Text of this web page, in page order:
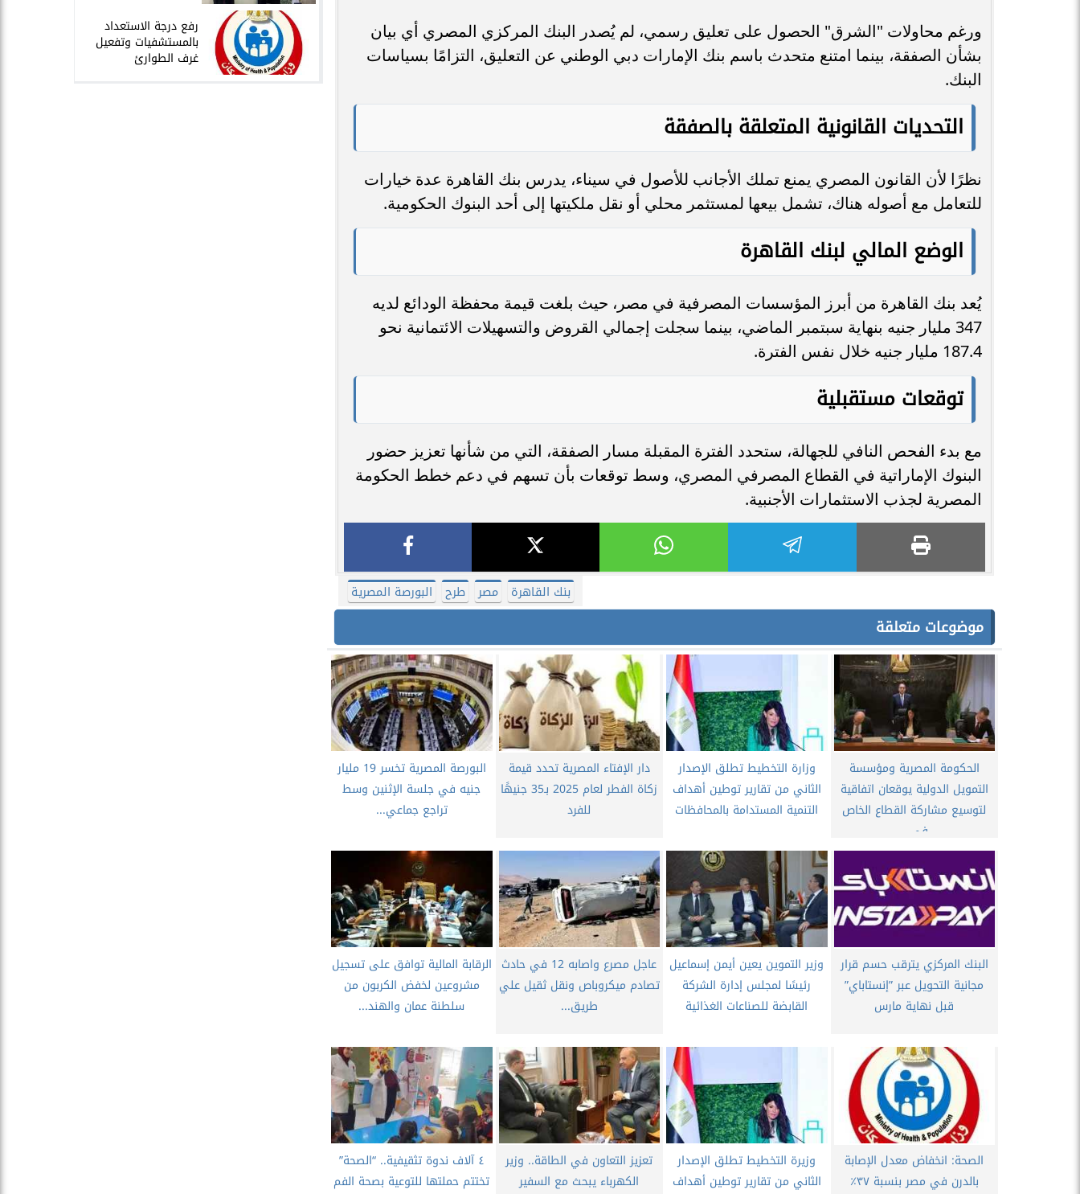
ورغم محاولات "الشرق" الحصول على تعليق رسمي، لم يُصدر البنك المركزي المصري أي بيان
بشأن الصفقة، بينما امتنع متحدث باسم بنك الإمارات دبي الوطني عن التعليق، التزامًا بسياسات
البنك.
التحديات القانونية المتعلقة بالصفقة
نظرًا لأن القانون المصري يمنع تملك الأجانب للأصول في سيناء، يدرس بنك القاهرة عدة خيارات
للتعامل مع أصوله هناك، تشمل بيعها لمستثمر محلي أو نقل ملكيتها إلى أحد البنوك الحكومية.
الوضع المالي لبنك القاهرة
يُعد بنك القاهرة من أبرز المؤسسات المصرفية في مصر، حيث بلغت قيمة محفظة الودائع لديه
347 مليار جنيه بنهاية سبتمبر الماضي، بينما سجلت إجمالي القروض والتسهيلات الائتمانية نحو
187.4 مليار جنيه خلال نفس الفترة.
توقعات مستقبلية
مع بدء الفحص النافي للجهالة، ستحدد الفترة المقبلة مسار الصفقة، التي من شأنها تعزيز حضور
البنوك الإماراتية في القطاع المصرفي المصري، وسط توقعات بأن تسهم في دعم خطط الحكومة
المصرية لجذب الاستثمارات الأجنبية.
بنك القاهرة مصر طرح البورصة المصرية
موضوعات متعلقة
الحكومة المصرية ومؤسسة
التمويل الدولية يوقعان اتفاقية
لتوسيع مشاركة القطاع الخاص
في...
وزارة التخطيط تطلق الإصدار
الثاني من تقارير توطين أهداف
التنمية المستدامة بالمحافظات
دار الإفتاء المصرية تحدد قيمة
زكاة الفطر لعام 2025 بـ35 جنيهًا
للفرد
البورصة المصرية تخسر 19 مليار
جنيه في جلسة الإثنين وسط
تراجع جماعي...
البنك المركزي يترقب حسم قرار
مجانية التحويل عبر ”إنستاباي”
قبل نهاية مارس
وزير التموين يعين أيمن إسماعيل
رئيسًا لمجلس إدارة الشركة
القابضة للصناعات الغذائية
عاجل مصرع واصابه 12 في حادث
تصادم ميكروباص ونقل ثقيل علي
طريق...
الرقابة المالية توافق على تسجيل
مشروعين لخفض الكربون من
سلطنة عمان والهند...
الصحة: انخفاض معدل الإصابة
بالدرن في مصر بنسبة ٣٧٪
وزيرة التخطيط تطلق الإصدار
الثاني من تقارير توطين أهداف
تعزيز التعاون في الطاقة.. وزير
الكهرباء يبحث مع السفير
٤ آلاف ندوة تثقيفية.. “الصحة”
تختتم حملتها للتوعية بصحة الفم
​رفع درجة الاستعداد
بالمستشفيات وتفعيل
غرف الطوارئ